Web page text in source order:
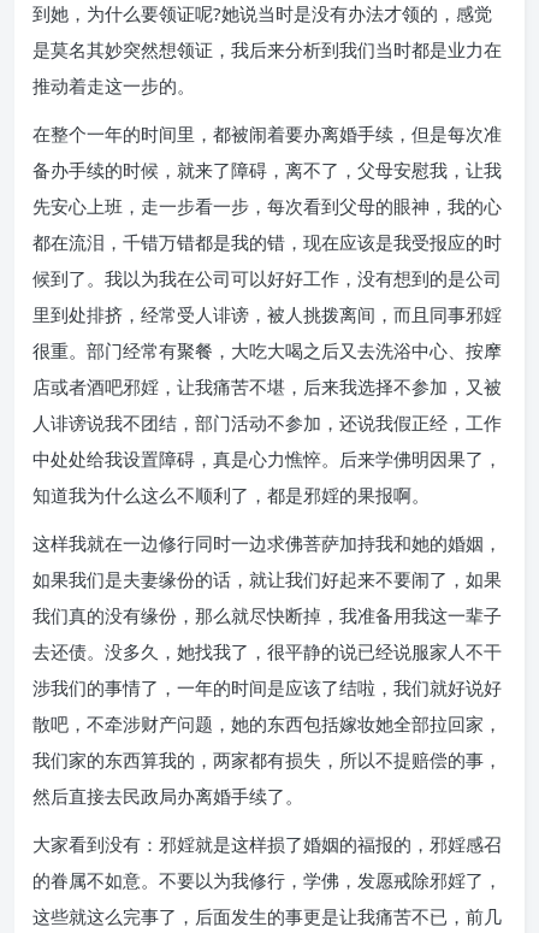
到她，为什么要领证呢?她说当时是没有办法才领的，感觉
是莫名其妙突然想领证，我后来分析到我们当时都是业力在
推动着走这一步的。
在整个一年的时间里，都被闹着要办离婚手续，但是每次准
备办手续的时候，就来了障碍，离不了，父母安慰我，让我
先安心上班，走一步看一步，每次看到父母的眼神，我的心
都在流泪，千错万错都是我的错，现在应该是我受报应的时
候到了。我以为我在公司可以好好工作，没有想到的是公司
里到处排挤，经常受人诽谤，被人挑拨离间，而且同事邪婬
很重。部门经常有聚餐，大吃大喝之后又去洗浴中心、按摩
店或者酒吧邪婬，让我痛苦不堪，后来我选择不参加，又被
人诽谤说我不团结，部门活动不参加，还说我假正经，工作
中处处给我设置障碍，真是心力憔悴。后来学佛明因果了，
知道我为什么这么不顺利了，都是邪婬的果报啊。
这样我就在一边修行同时一边求佛菩萨加持我和她的婚姻，
如果我们是夫妻缘份的话，就让我们好起来不要闹了，如果
我们真的没有缘份，那么就尽快断掉，我准备用我这一辈子
去还债。没多久，她找我了，很平静的说已经说服家人不干
涉我们的事情了，一年的时间是应该了结啦，我们就好说好
散吧，不牵涉财产问题，她的东西包括嫁妆她全部拉回家，
我们家的东西算我的，两家都有损失，所以不提赔偿的事，
然后直接去民政局办离婚手续了。
大家看到没有：邪婬就是这样损了婚姻的福报的，邪婬感召
的眷属不如意。不要以为我修行，学佛，发愿戒除邪婬了，
这些就这么完事了，后面发生的事更是让我痛苦不已，前几